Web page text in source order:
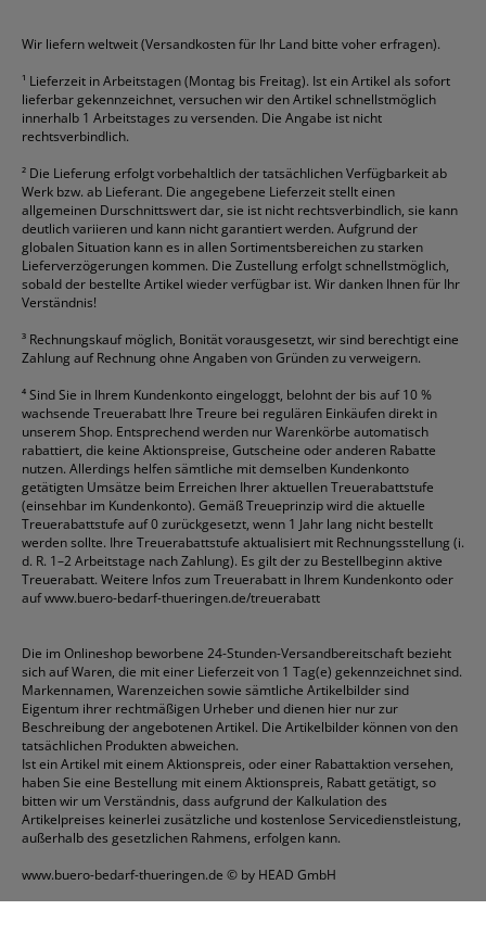
HP
alle Marken anzeigen
Wir liefern weltweit (Versandkosten für Ihr Land bitte voher erfragen).
¹ Lieferzeit in Arbeitstagen (Montag bis Freitag). Ist ein Artikel als sofort
lieferbar gekennzeichnet, versuchen wir den Artikel schnellstmöglich
innerhalb 1 Arbeitstages zu versenden. Die Angabe ist nicht
rechtsverbindlich.
² Die Lieferung erfolgt vorbehaltlich der tatsächlichen Verfügbarkeit ab
Werk bzw. ab Lieferant. Die angegebene Lieferzeit stellt einen
allgemeinen Durschnittswert dar, sie ist nicht rechtsverbindlich, sie kann
deutlich variieren und kann nicht garantiert werden. Aufgrund der
globalen Situation kann es in allen Sortimentsbereichen zu starken
Lieferverzögerungen kommen. Die Zustellung erfolgt schnellstmöglich,
sobald der bestellte Artikel wieder verfügbar ist. Wir danken Ihnen für Ihr
Verständnis!
³ Rechnungskauf möglich, Bonität vorausgesetzt, wir sind berechtigt eine
Zahlung auf Rechnung ohne Angaben von Gründen zu verweigern.
⁴Sind Sie in Ihrem Kundenkonto eingeloggt, belohnt der bis auf 10 %
wachsende Treuerabatt Ihre Treure bei regulären Einkäufen direkt in
unserem Shop. Entsprechend werden nur Warenkörbe automatisch
rabattiert, die keine Aktionspreise, Gutscheine oder anderen Rabatte
nutzen. Allerdings helfen sämtliche mit demselben Kundenkonto
getätigten Umsätze beim Erreichen Ihrer aktuellen Treuerabattstufe
(einsehbar im Kundenkonto). Gemäß Treueprinzip wird die aktuelle
Treuerabattstufe auf 0 zurückgesetzt, wenn 1 Jahr lang nicht bestellt
werden sollte. Ihre Treuerabattstufe aktualisiert mit Rechnungsstellung (i.
d. R. 1–2 Arbeitstage nach Zahlung). Es gilt der zu Bestellbeginn aktive
Treuerabatt. Weitere Infos zum Treuerabatt in Ihrem Kundenkonto oder
aufwww.buero-bedarf-thueringen.de/treuerabatt
Die im Onlineshop beworbene 24-Stunden-Versandbereitschaft bezieht
sich auf Waren, die mit einer Lieferzeit von 1 Tag(e) gekennzeichnet sind.
Markennamen, Warenzeichen sowie sämtliche Artikelbilder sind
Eigentum ihrer rechtmäßigen Urheber und dienen hier nur zur
Beschreibung der angebotenen Artikel. Die Artikelbilder können von den
tatsächlichen Produkten abweichen.
Ist ein Artikel mit einem Aktionspreis, oder einer Rabattaktion versehen,
haben Sie eine Bestellung mit einem Aktionspreis, Rabatt getätigt, so
bitten wir um Verständnis, dass aufgrund der Kalkulation des
Artikelpreises keinerlei zusätzliche und kostenlose Servicedienstleistung,
außerhalb des gesetzlichen Rahmens, erfolgen kann.
www.buero-bedarf-thueringen.de © by HEAD GmbH